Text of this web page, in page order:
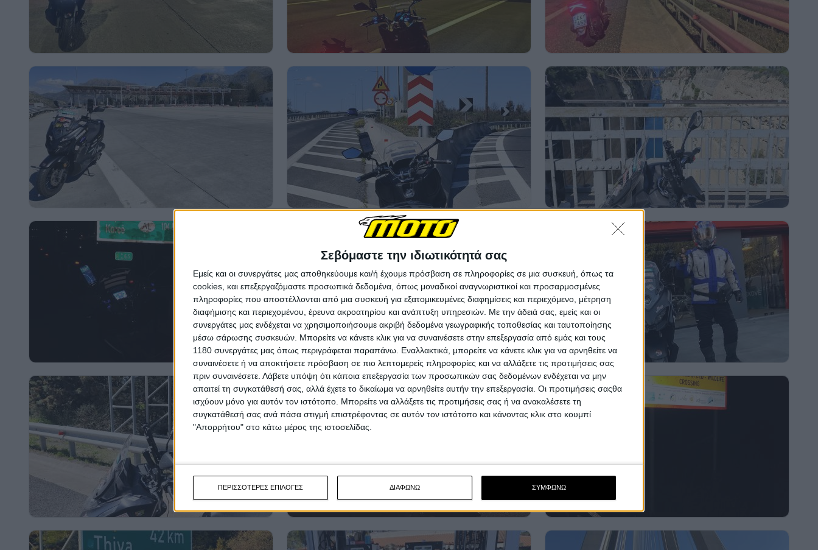
Σεβόμαστε την ιδιωτικότητά σας
Εμείς και οι συνεργάτες μας αποθηκεύουμε και/ή έχουμε πρόσβαση σε πληροφορίες σε μια συσκευή, όπως τα
cookies, και επεξεργαζόμαστε προσωπικά δεδομένα, όπως μοναδικοί αναγνωριστικοί και προσαρμοσμένες
πληροφορίες που αποστέλλονται από μια συσκευή για εξατομικευμένες διαφημίσεις και περιεχόμενο, μέτρηση
διαφήμισης και περιεχομένου, έρευνα ακροατηρίου και ανάπτυξη υπηρεσιών. Με την άδειά σας, εμείς και οι
συνεργάτες μας ενδέχεται να χρησιμοποιήσουμε ακριβή δεδομένα γεωγραφικής τοποθεσίας και ταυτοποίησης
μέσω σάρωσης συσκευών. Μπορείτε να κάνετε κλικ για να συναινέσετε στην επεξεργασία από εμάς και τους
1180 συνεργάτες μας όπως περιγράφεται παραπάνω. Εναλλακτικά, μπορείτε να κάνετε κλικ για να αρνηθείτε να
συναινέσετε ή να αποκτήσετε πρόσβαση σε πιο λεπτομερείς πληροφορίες και να αλλάξετε τις προτιμήσεις σας
πριν συναινέσετε. Λάβετε υπόψη ότι κάποια επεξεργασία των προσωπικών σας δεδομένων ενδέχεται να μην
απαιτεί τη συγκατάθεσή σας, αλλά έχετε το δικαίωμα να αρνηθείτε αυτήν την επεξεργασία. Οι προτιμήσεις σαςθα
ισχύουν μόνο για αυτόν τον ιστότοπο. Μπορείτε να αλλάξετε τις προτιμήσεις σας ή να ανακαλέσετε τη
συγκατάθεσή σας ανά πάσα στιγμή επιστρέφοντας σε αυτόν τον ιστότοπο και κάνοντας κλικ στο κουμπί
"Απορρήτου" στο κάτω μέρος της ιστοσελίδας.
ΠΕΡΙΣΣΟΤΕΡΕΣ ΕΠΙΛΟΓΕΣ ΔΙΑΦΩΝΩ ΣΥΜΦΩΝΩ